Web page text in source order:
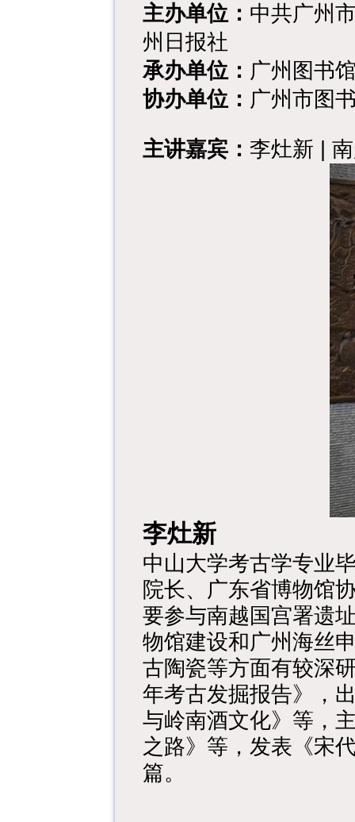
主办单位： 中共广州
州日报社
承办单位： 广州图书
协办单位： 广州市图
主讲嘉宾： 李灶新
李灶新
中山大学考古学专业
院长、广东省博物馆
要参与南越国宫署遗
物馆建设和广州海丝
古陶瓷等方面有较深
年考古发掘报告》，
与岭南酒文化》等，
之路》等，发表《宋
篇。